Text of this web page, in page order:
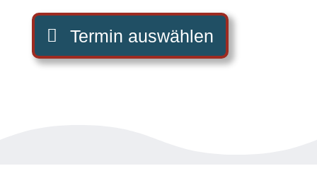
Termin auswählen